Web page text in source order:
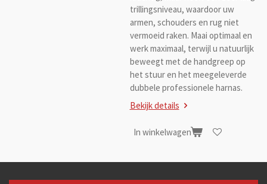
trillingsniveau, waardoor uw
armen, schouders en rug niet
vermoeid raken. Maai optimaal en
werk maximaal, terwijl u natuurlijk
beweegt met de handgreep op
het stuur en het meegeleverde
dubbele professionele harnas.
Bekijk details
In winkelwagen